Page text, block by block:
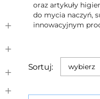
oraz artykuły
do mycia naczyń,
innowacyjnym
Sortuj: wybierz